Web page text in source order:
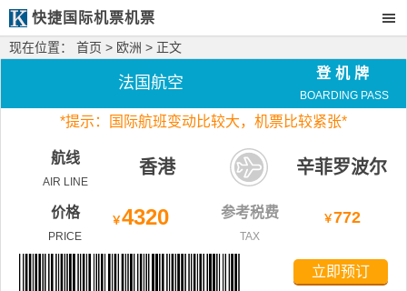
快捷国际机票机票
现在位置： 首页 > 欧洲 > 正文
法国航空
登机牌
BOARDING PASS
*提示：国际航班变动比较大， 机票比较紧张*
航线
AIR LINE
香港 辛菲罗波尔
价格
PRICE
￥4320 参考税费
TAX
￥772
立即预订